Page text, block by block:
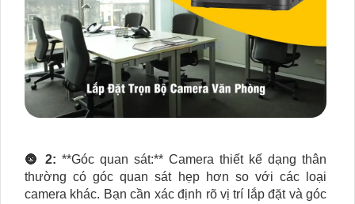
🌚 2: **Góc quan sát:** Camera thiết kế dạng thân
thường có góc quan sát hẹp hơn so với các loại
camera khác. Bạn cần xác định rõ vị trí lắp đặt và góc